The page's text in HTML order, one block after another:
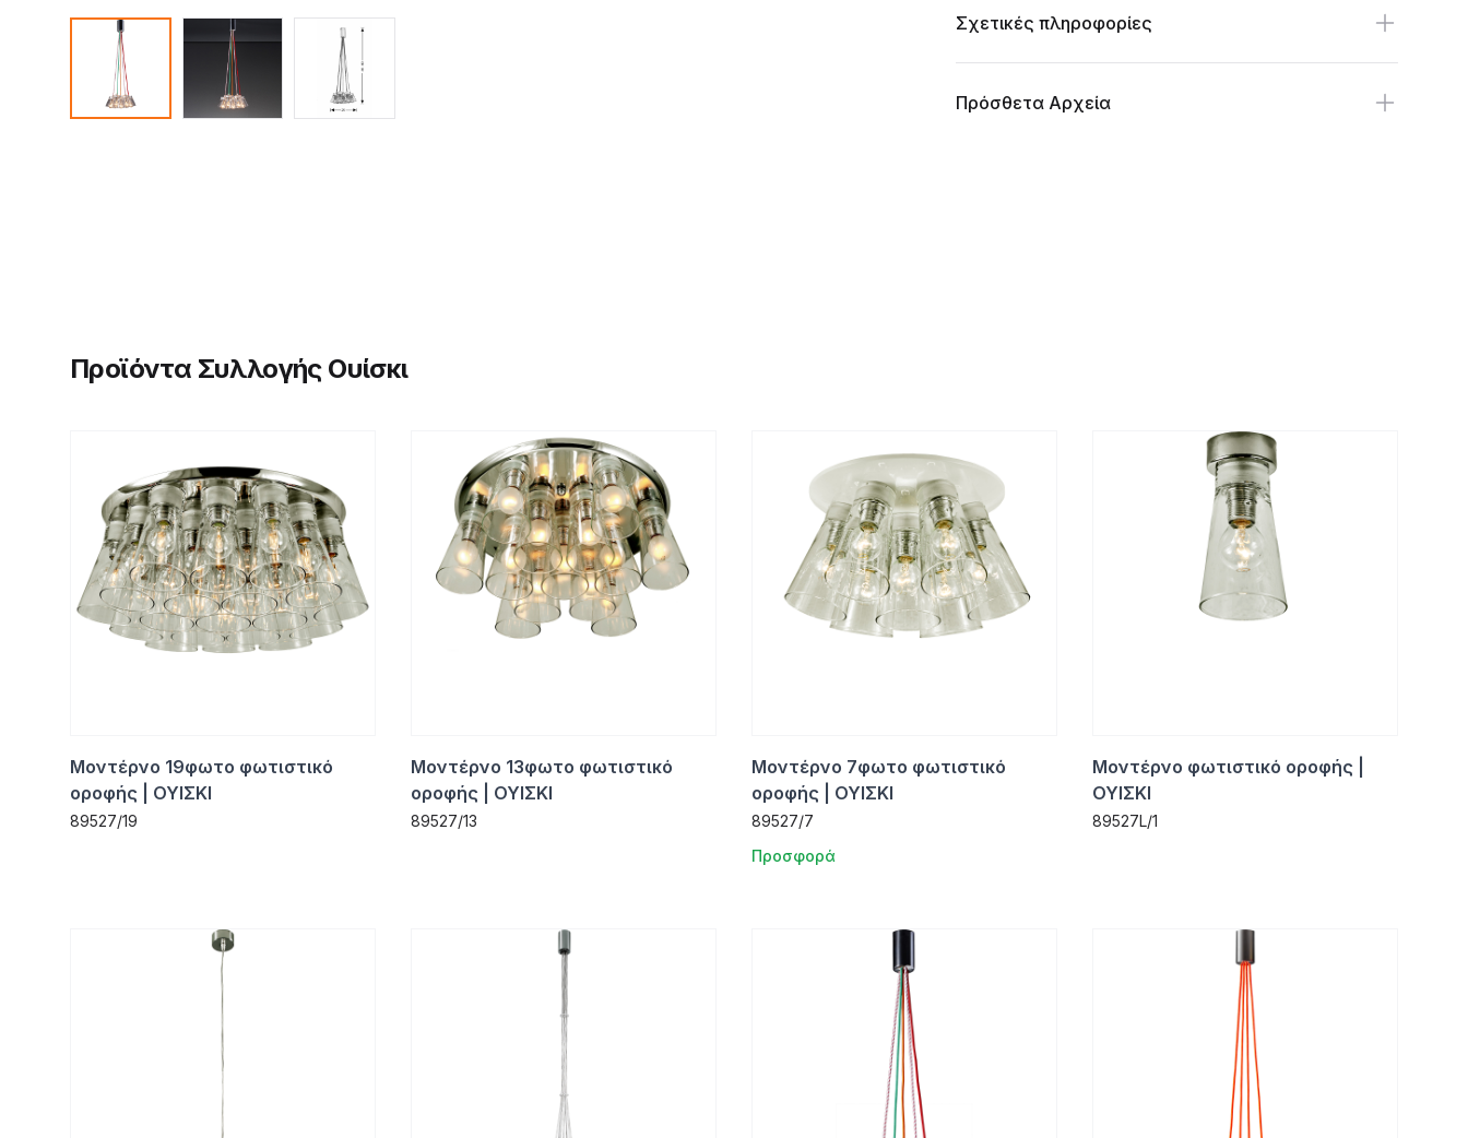
Σχετικές πληροφορίες
Πρόσθετα Αρχεία
Προϊόντα Συλλογής Ουίσκι
Μοντέρνο 19φωτο φωτιστικό
οροφής | ΟΥΙΣΚΙ
89527/19
Μοντέρνο 13φωτο φωτιστικό
οροφής | ΟΥΙΣΚΙ
89527/13
Μοντέρνο 7φωτο φωτιστικό
οροφής | ΟΥΙΣΚΙ
89527/7
Προσφορά
Μοντέρνο φωτιστικό οροφής |
ΟΥΙΣΚΙ
89527L/1